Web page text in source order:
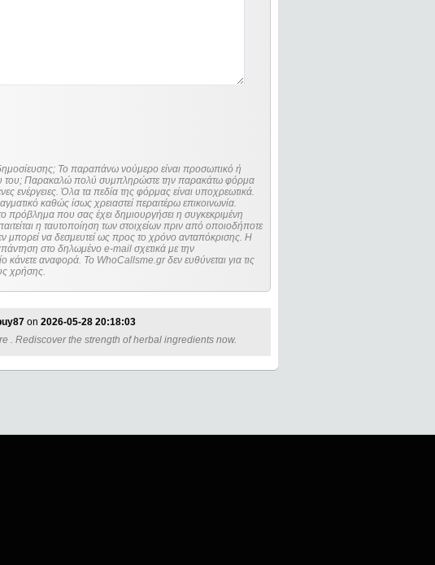
Το παραπάνω νούμερο είναι προσωπικό ή
του; Παρακαλώ πολύ συμπληρώστε την παρακάτω φόρμα
ενέργειες. Όλα τα πεδία της φόρμας είναι υποχρεωτικά.
καθώς ίσως χρειαστεί περαιτέρω επικοινωνία.
που σας έχει δημιουργήσει η συγκεκριμένη
μπορεί να δεσμευτεί ως προς το χρόνο ανταπόκρισης. Η
στο δηλωμένο e-mail σχετικά με την
κάνετε αναφορά. Το WhoCallsme.gr δεν ευθύνεται για τις
χρήσης.
on 2026-05-28 20:18:03
. Rediscover the strength of herbal ingredients now.